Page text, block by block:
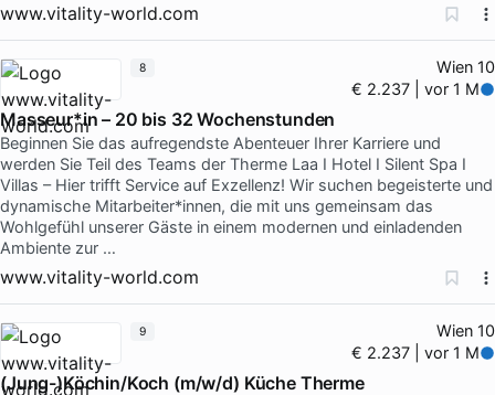
www.vitality-world.com
Wien 10
€ 2.237 | vor 1 M
Masseur*in – 20 bis 32 Wochenstunden
Beginnen Sie das aufregendste Abenteuer Ihrer Karriere und
werden Sie Teil des Teams der Therme Laa I Hotel I Silent Spa I
Villas – Hier trifft Service auf Exzellenz! Wir suchen begeisterte und
dynamische Mitarbeiter*innen, die mit uns gemeinsam das
Wohlgefühl unserer Gäste in einem modernen und einladenden
Ambiente zur …
www.vitality-world.com
8
Wien 10
€ 2.237 | vor 1 M
(Jung-)Köchin/Koch (m/w/d) Küche Therme
9